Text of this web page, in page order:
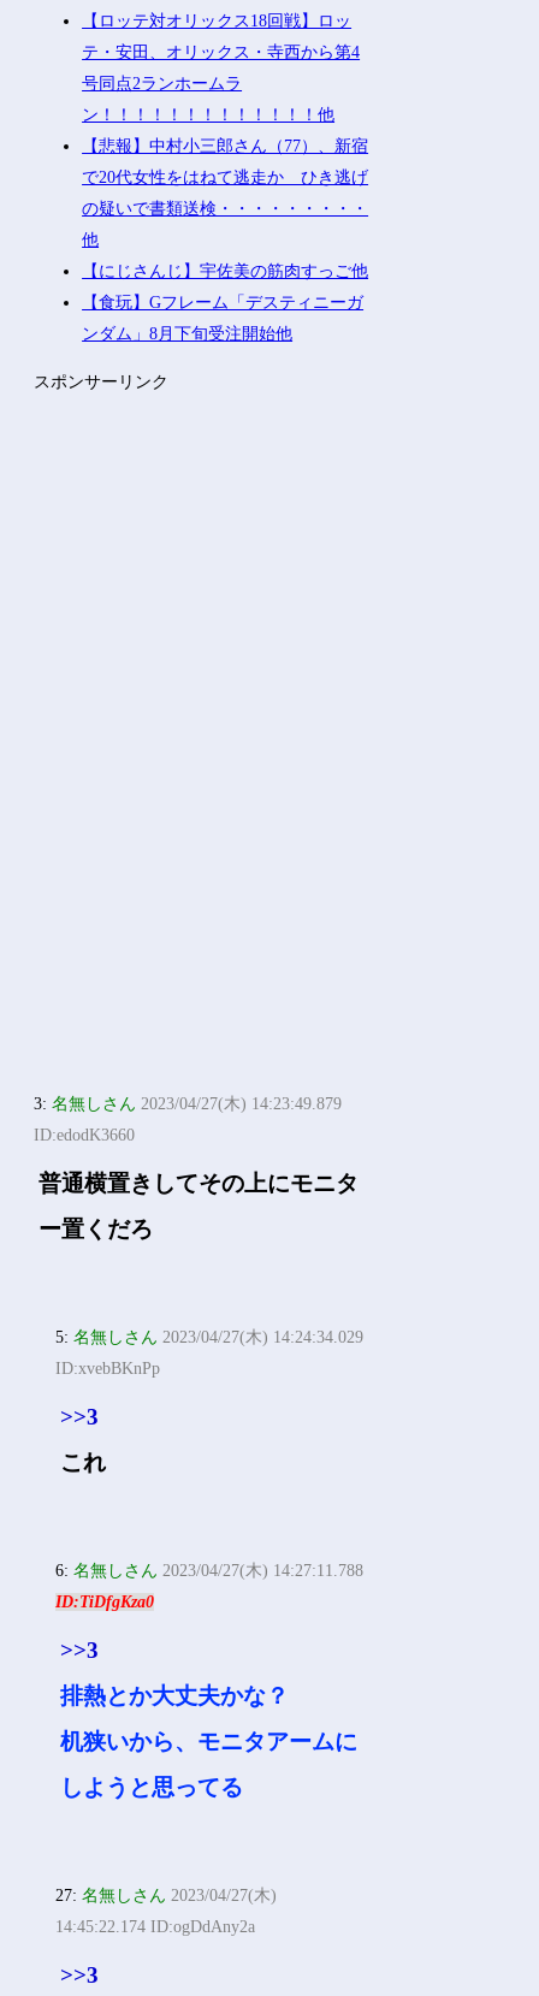
【ロッテ対オリックス18回戦】ロッ
テ・安田、オリックス・寺西から第4
号同点2ランホームラ
ン！！！！！！！！！！！！！他
【悲報】中村小三郎さん（77）、新宿
で20代女性をはねて逃走か ひき逃げ
の疑いで書類送検・・・・・・・・・
他
【にじさんじ】宇佐美の筋肉すっご他
【食玩】Gフレーム「デスティニーガ
ンダム」8月下旬受注開始他
スポンサーリンク
3:名無しさん 2023/04/27(木) 14:23:49.879
ID:edodK3660
普通横置きしてその上にモニタ
ー置くだろ
5:名無しさん 2023/04/27(木) 14:24:34.029
ID:xvebBKnPp
>>3
これ
6:名無しさん 2023/04/27(木) 14:27:11.788
ID:TiDfgKza0
>>3
排熱とか大丈夫かな？
机狭いから、モニタアームに
しようと思ってる
27:名無しさん 2023/04/27(木)
14:45:22.174 ID:ogDdAny2a
>>3